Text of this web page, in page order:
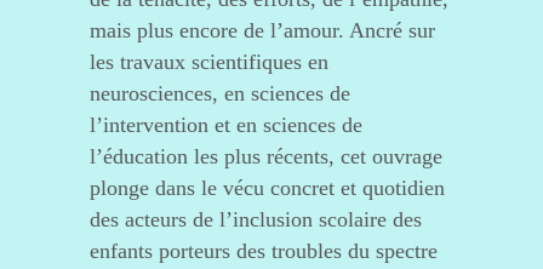
mais plus encore de l’amour. Ancré sur
les travaux scientifiques en
neurosciences, en sciences de
l’intervention et en sciences de
l’éducation les plus récents, cet ouvrage
plonge dans le vécu concret et quotidien
des acteurs de l’inclusion scolaire des
enfants porteurs des troubles du spectre